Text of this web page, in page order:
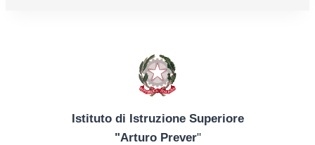
Istituto di Istruzione Superiore
"Arturo Prever"